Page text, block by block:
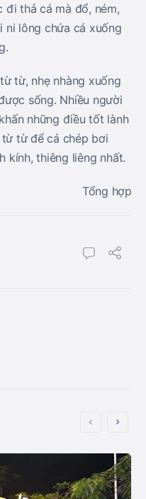
đi thả cá mà đổ, ném,
ni lông chứa cá xuống
từ, nhẹ nhàng xuống
sống. Nhiều người
những điều tốt lành
từ để cá chép bơi
kính, thiêng liêng nhất.
Tổng hợp